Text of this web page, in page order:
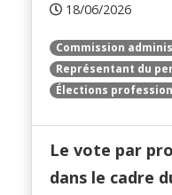
18/06/2026
Commission
Représentant du
Élections
Le vote par
dans le cadre